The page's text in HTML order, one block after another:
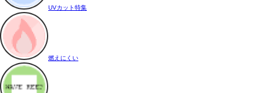
UVカット特集
燃えにくい